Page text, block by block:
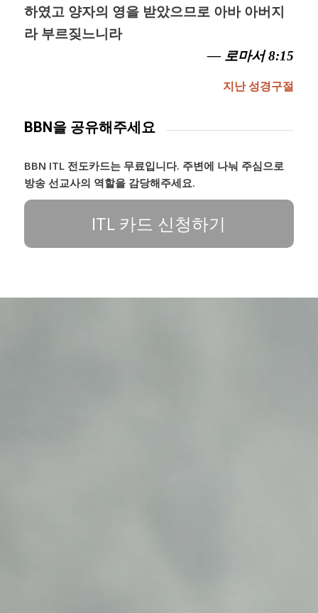
하였고 양자의 영을 받았으므로 아바 아버지
라 부르짖느니라
— 로마서 8:15
지난 성경구절
BBN을 공유해주세요
BBN ITL 전도카드는 무료입니다. 주변에 나눠 주심으로
방송 선교사의 역할을 감당해주세요.
ITL 카드 신청하기